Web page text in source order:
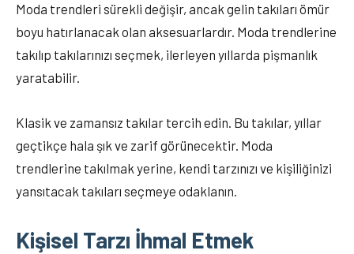
Moda trendleri sürekli değişir, ancak gelin takıları ömür
boyu hatırlanacak olan aksesuarlardır. Moda trendlerine
takılıp takılarınızı seçmek, ilerleyen yıllarda pişmanlık
yaratabilir.
Klasik ve zamansız takılar tercih edin. Bu takılar, yıllar
geçtikçe hala şık ve zarif görünecektir. Moda
trendlerine takılmak yerine, kendi tarzınızı ve kişiliğinizi
yansıtacak takıları seçmeye odaklanın.
Kişisel Tarzı İhmal Etmek